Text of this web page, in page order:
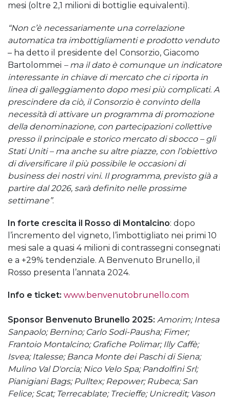
mesi (oltre 2,1 milioni di bottiglie equivalenti).
“Non c’è necessariamente una correlazione
automatica tra imbottigliamenti e prodotto venduto
– ha detto il presidente del Consorzio, Giacomo
Bartolommei – ma il dato è comunque un indicatore
interessante in chiave di mercato che ci riporta in
linea di galleggiamento dopo mesi più complicati. A
prescindere da ciò, il Consorzio è convinto della
necessità di attivare un programma di promozione
della denominazione, con partecipazioni collettive
presso il principale e storico mercato di sbocco – gli
Stati Uniti – ma anche su altre piazze, con l’obiettivo
di diversificare il più possibile le occasioni di
business dei nostri vini. Il programma, previsto già a
partire dal 2026, sarà definito nelle prossime
settimane”.
In forte crescita il Rosso di Montalcino: dopo
l’incremento del vigneto, l’imbottigliato nei primi 10
mesi sale a quasi 4 milioni di contrassegni consegnati
e a +29% tendenziale. A Benvenuto Brunello, il
Rosso presenta l’annata 2024.
Info e ticket: www.benvenutobrunello.com
Sponsor Benvenuto Brunello 2025: Amorim; Intesa
Sanpaolo; Bernino; Carlo Sodi-Pausha; Fimer;
Frantoio Montalcino; Grafiche Polimar; Illy Caffè;
Isvea; Italesse; Banca Monte dei Paschi di Siena;
Mulino Val D'orcia; Nico Velo Spa; Pandolfini Srl;
Pianigiani Bags; Pulltex; Repower; Rubeca; San
Felice; Scat; Terrecablate; Trecieffe; Unicredit; Vason